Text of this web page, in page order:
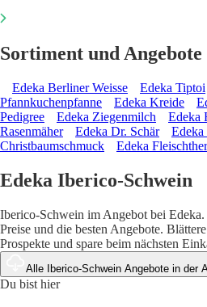
Sortiment und
Edeka Berliner Weisse Edeka Tiptoi
Pfannkuchenpfanne
Edeka Kreide
Pedigree
Edeka Ziegenmilch Edeka
Rasenmäher
Edeka Dr. Schär Edeka
Christbaumschmuck
Edeka
Edeka Iberico-Schwein
Iberico-Schwein im Angebot bei
Preise und die besten Angebote.
Prospekte und spare beim nächsten
Alle Iberico-Schwein Angebote in der
Du bist hier